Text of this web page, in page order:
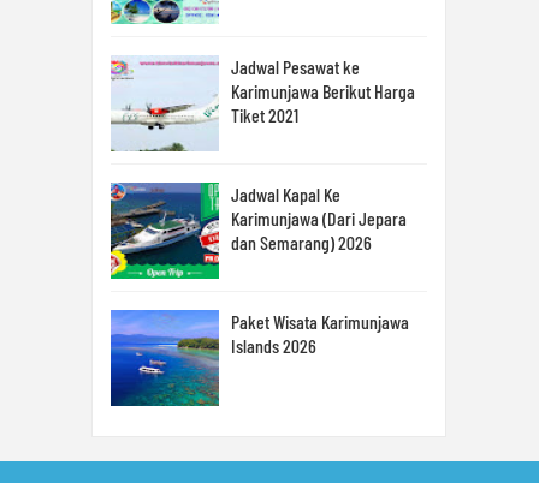
Jadwal Pesawat ke
Karimunjawa Berikut Harga
Tiket 2021
Jadwal Kapal Ke
Karimunjawa (Dari Jepara
dan Semarang) 2026
Paket Wisata Karimunjawa
Islands 2026